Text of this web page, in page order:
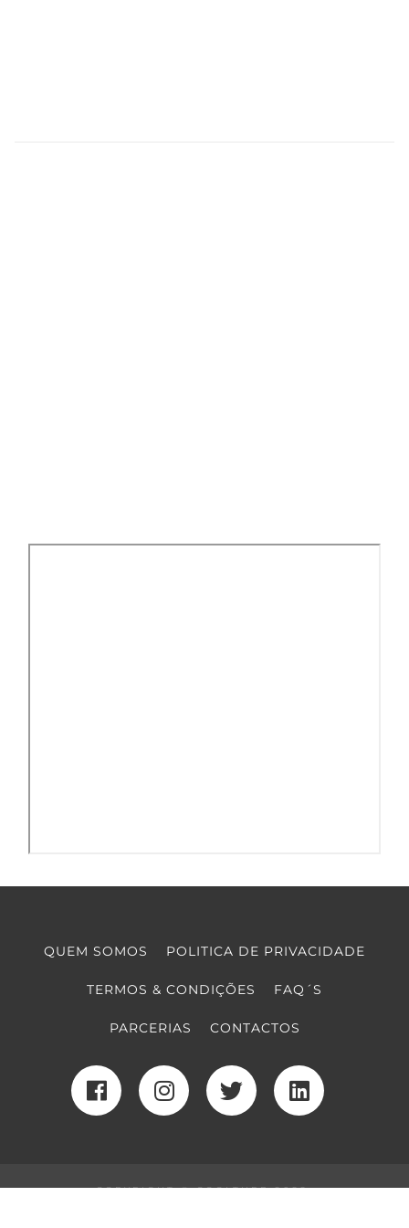
QUEM SOMOS POLITICA DE PRIVACIDADE
TERMOS & CONDIÇÕES FAQ´S
PARCERIAS CONTACTOS
COPYRIGHT © COOLTURE 2022